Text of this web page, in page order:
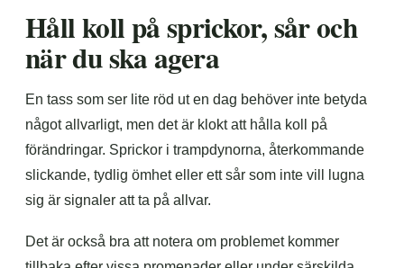
Håll koll på sprickor, sår och
när du ska agera
En tass som ser lite röd ut en dag behöver inte betyda
något allvarligt, men det är klokt att hålla koll på
förändringar. Sprickor i trampdynorna, återkommande
slickande, tydlig ömhet eller ett sår som inte vill lugna
sig är signaler att ta på allvar.
Det är också bra att notera om problemet kommer